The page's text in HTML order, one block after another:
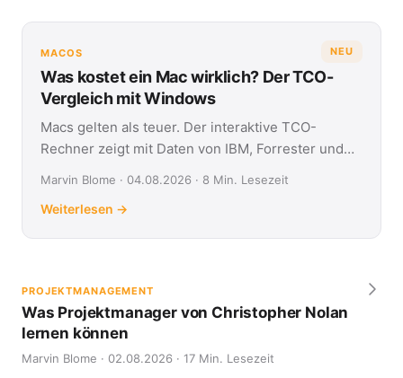
NEU
MACOS
Was kostet ein Mac wirklich? Der TCO-
Vergleich mit Windows
Macs gelten als teuer. Der interaktive TCO-
Rechner zeigt mit Daten von IBM, Forrester und
Marvin Blome · 04.08.2026 · 8 Min. Lesezeit
Weiterlesen →
PROJEKTMANAGEMENT
Was Projektmanager von Christopher Nolan
lernen können
Marvin Blome · 02.08.2026 · 17 Min. Lesezeit